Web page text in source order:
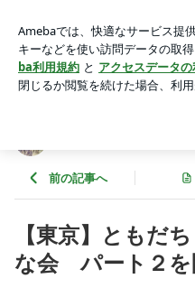
す♪ | 聖地シャスタで人生を変
アプリをダウンロードして ブ
ょう。
前の記事へ
【東京】ともだ
な会 パート２を